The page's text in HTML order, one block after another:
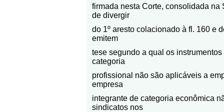
firmada nesta Corte, consolidada na
de divergir
do 1º aresto colacionado à fl. 160 e
emitem
tese segundo a qual os
categoria
profissional não são aplicáveis a
empresa
integrante de categoria econômica
sindicatos nos